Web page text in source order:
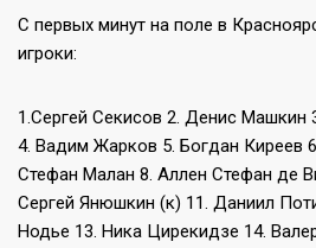
С первых минут на поле в
игроки:
1.Сергей Секисов 2. Денис Машкин
4. Вадим Жарков 5. Богдан Киреев
Стефан Малан 8. Аллен Стефан де
Сергей Янюшкин (к) 11. Даниил
Нодье 13. Ника Цирекидзе 14.